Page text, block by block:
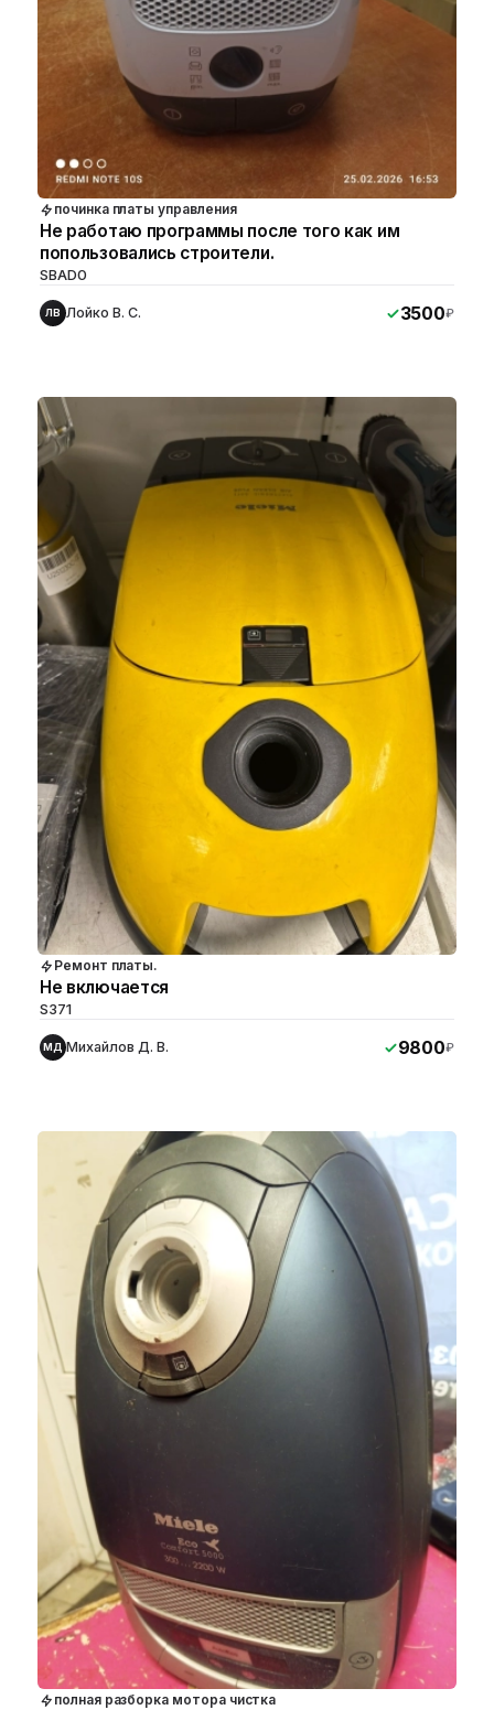
починка платы управления
Не работаю программы после того как им
попользовались строители.
SBAD0
ЛВ Лойко В. С. 3500₽
Ремонт платы.
Не включается
S371
МД Михайлов Д. В. 9800₽
полная разборка мотора чистка